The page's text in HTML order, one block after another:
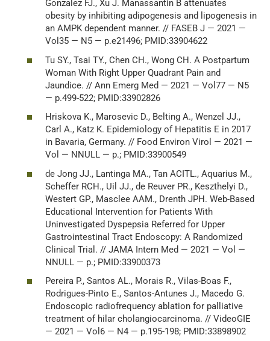
Gonzalez FJ., Xu J. Manassantin B attenuates
obesity by inhibiting adipogenesis and lipogenesis in
an AMPK dependent manner. // FASEB J — 2021 —
Vol35 — N5 — p.e21496; PMID:33904622
Tu SY., Tsai TY., Chen CH., Wong CH. A Postpartum
Woman With Right Upper Quadrant Pain and
Jaundice. // Ann Emerg Med — 2021 — Vol77 — N5
— p.499-522; PMID:33902826
Hriskova K., Marosevic D., Belting A., Wenzel JJ.,
Carl A., Katz K. Epidemiology of Hepatitis E in 2017
in Bavaria, Germany. // Food Environ Virol — 2021 —
Vol — NNULL — p.; PMID:33900549
de Jong JJ., Lantinga MA., Tan ACITL., Aquarius M.,
Scheffer RCH., Uil JJ., de Reuver PR., Keszthelyi D.,
Westert GP., Masclee AAM., Drenth JPH. Web-Based
Educational Intervention for Patients With
Uninvestigated Dyspepsia Referred for Upper
Gastrointestinal Tract Endoscopy: A Randomized
Clinical Trial. // JAMA Intern Med — 2021 — Vol —
NNULL — p.; PMID:33900373
Pereira P., Santos AL., Morais R., Vilas-Boas F.,
Rodrigues-Pinto E., Santos-Antunes J., Macedo G.
Endoscopic radiofrequency ablation for palliative
treatment of hilar cholangiocarcinoma. // VideoGIE
— 2021 — Vol6 — N4 — p.195-198; PMID:33898902